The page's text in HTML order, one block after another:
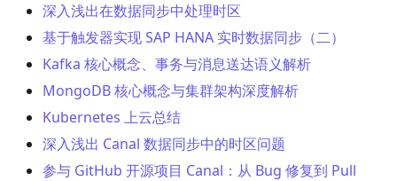
深入浅出在数据同步中处理时区
基于触发器实现 SAP HANA 实时数据同步（二）
Kafka 核心概念、事务与消息送达语义解析
MongoDB 核心概念与集群架构深度解析
Kubernetes 上云总结
深入浅出 Canal 数据同步中的时区问题
参与 GitHub 开源项目 Canal：从 Bug 修复到 Pull